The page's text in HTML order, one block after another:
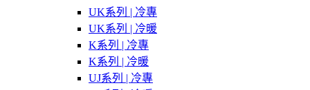
UK系列 | 冷專
UK系列 | 冷暖
K系列 | 冷專
K系列 | 冷暖
UJ系列 | 冷專